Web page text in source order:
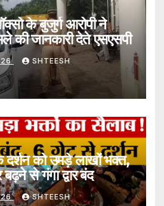
के बुजुर्ग आरोपी ने
की जानकारी देते एसएसपी
SHTEESH
दर्शन को उमड़े लाखों भक्त,
से गंगा द्वार बंद
SHTEESH